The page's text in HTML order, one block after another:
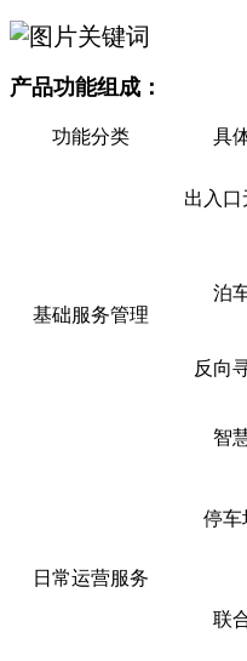
产品功能组成：
功能分类 具
基础服务管理
出入口
泊
反向
智
日常运营服务
停车
联